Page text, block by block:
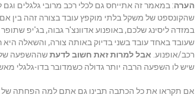
הערה: במאמר זה אתייחס גם לכלי רכב מרובי גלגלים
שהקונספט של משקל בלתי מוקפץ עובד בצורה זהה בין
במזדה ליסינג שלכם, באופנוע אדוונצ'ר גבוה, בג'יפ
שעובד באחד עובד בשני בדיוק באותה צורה, והשאלה
רכב/אופנוע. אבל למרות זאת חשוב לדעתשההשפעה של
שיש לו השפעה הרבה יותר גדולה כשמדובר בדו-גלגלי